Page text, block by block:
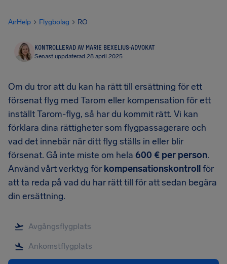
AirHelp Flygbolag RO
KONTROLLERAD AV MARIE BEXELIUS·ADVOKAT
Senast uppdaterad 28 april 2025
Om du tror att du kan ha rätt till ersättning för ett
försenat flyg med Tarom eller kompensation för ett
inställt Tarom-flyg, så har du kommit rätt. Vi kan
förklara dina rättigheter som flygpassagerare och
vad det innebär när ditt flyg ställs in eller blir
försenat. Gå inte miste om hela 600 € per person.
Använd vårt verktyg för kompensationskontrollför
att ta reda på vad du har rätt till för att sedan begära
din ersättning.